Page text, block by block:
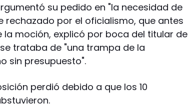
su pedido en "la necesidad de
rechazado por el oficialismo, que antes
moción, explicó por boca del titular de
trataba de "una trampa de la
sin presupuesto".
perdió debido a que los 10